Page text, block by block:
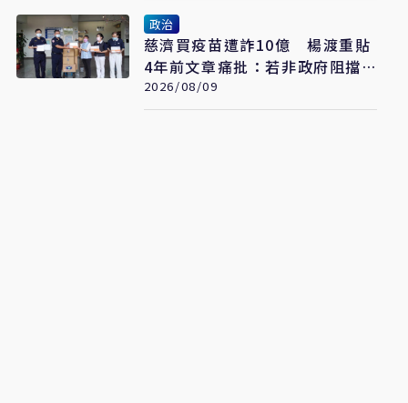
政治
慈濟買疫苗遭詐10億 楊渡重貼
4年前文章痛批：若非政府阻擋
會這樣嗎？
2026/08/09